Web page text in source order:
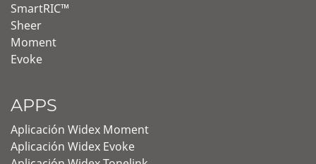
SmartRIC™
Sheer
Moment
Evoke
APPS
Aplicación Widex Moment
Aplicación Widex Evoke